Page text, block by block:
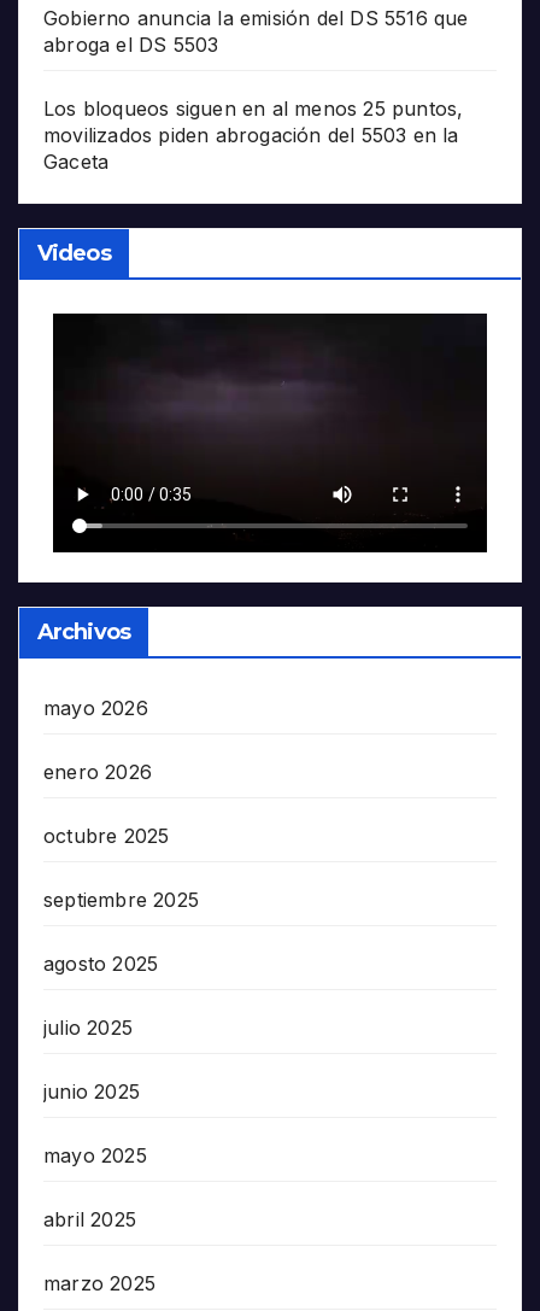
Gobierno anuncia la emisión del DS 5516 que
abroga el DS 5503
Los bloqueos siguen en al menos 25 puntos,
movilizados piden abrogación del 5503 en la
Gaceta
Videos
Archivos
mayo 2026
enero 2026
octubre 2025
septiembre 2025
agosto 2025
julio 2025
junio 2025
mayo 2025
abril 2025
marzo 2025